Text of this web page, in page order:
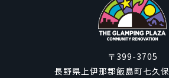
〒399-3705
長野県上伊那郡飯島町七久